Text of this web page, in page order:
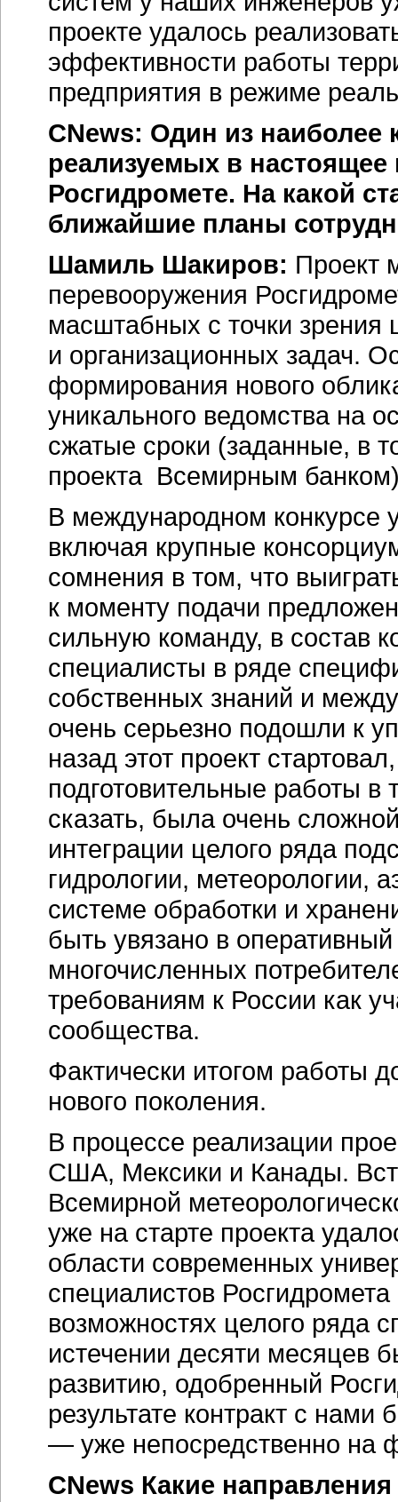
проекте удалось
эффективности работы
предприятия в режиме
CNews: Один из наиболее
реализуемых в
Росгидромете. На какой
ближайшие планы
Шамиль Шакиров: Проект
перевооружения
масштабных с точки
и организационных задач.
формирования нового
уникального ведомства на
сжатые сроки (заданные, в
проекта Всемирным
В международном конкурсе
включая крупные
сомнения в том, что
к моменту подачи
сильную команду, в состав
специалисты в ряде
собственных знаний и
очень серьезно подошли к
назад этот проект
подготовительные работы
сказать, была очень
интеграции целого ряда
гидрологии, метеорологии,
системе обработки и
быть увязано в
многочисленных
требованиям к России как
сообщества.
Фактически итогом работы
нового поколения.
В процессе реализации
США, Мексики и Канады.
Всемирной
уже на старте проекта
области современных
специалистов
возможностях целого ряда
истечении десяти месяцев
развитию, одобренный
результате контракт с
— уже непосредственно на
CNews Какие